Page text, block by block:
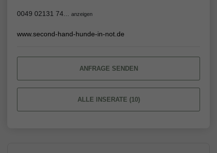
0049 02131 74... anzeigen
www.second-hand-hunde-in-not.de
ANFRAGE SENDEN
ALLE INSERATE (10)